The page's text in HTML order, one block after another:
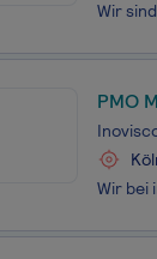
PMO